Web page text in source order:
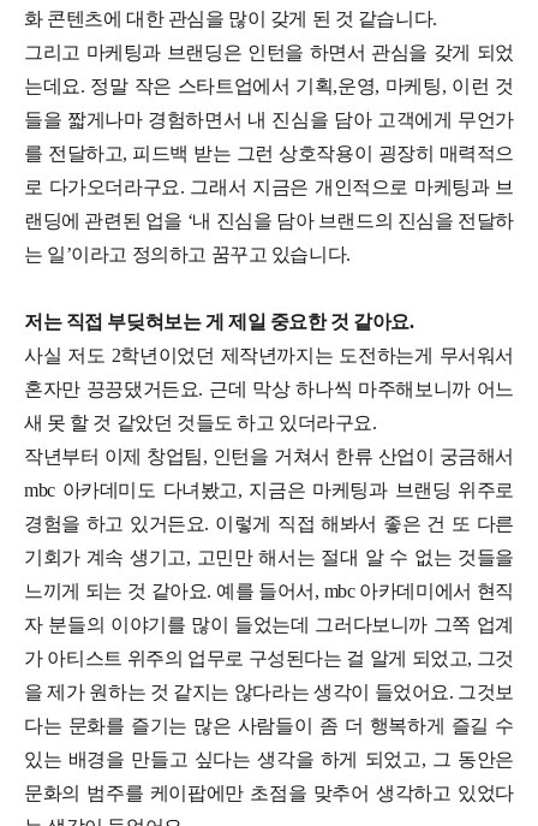
화 콘텐츠에 대한 관심을 많이 갖게 된 것 같습니다.
그리고 마케팅과 브랜딩은 인턴을 하면서 관심을 갖게 되었
는데요. 정말 작은 스타트업에서 기획,운영, 마케팅, 이런 것
들을 짧게나마 경험하면서 내 진심을 담아 고객에게 무언가
를 전달하고, 피드백 받는 그런 상호작용이 굉장히 매력적으
로 다가오더라구요. 그래서 지금은 개인적으로 마케팅과 브
랜딩에 관련된 업을 ‘내 진심을 담아 브랜드의 진심을 전달하
는 일’이라고 정의하고 꿈꾸고 있습니다.
저는 직접 부딪혀보는 게 제일 중요한 것 같아요.
사실 저도 2학년이었던 제작년까지는 도전하는게 무서워서
혼자만 끙끙댔거든요. 근데 막상 하나씩 마주해보니까 어느
새 못 할 것 같았던 것들도 하고 있더라구요.
작년부터 이제 창업팀, 인턴을 거쳐서 한류 산업이 궁금해서
mbc 아카데미도 다녀봤고, 지금은 마케팅과 브랜딩 위주로
경험을 하고 있거든요. 이렇게 직접 해봐서 좋은 건 또 다른
기회가 계속 생기고, 고민만 해서는 절대 알 수 없는 것들을
느끼게 되는 것 같아요. 예를 들어서, mbc 아카데미에서 현직
자 분들의 이야기를 많이 들었는데 그러다보니까 그쪽 업계
가 아티스트 위주의 업무로 구성된다는 걸 알게 되었고, 그것
을 제가 원하는 것 같지는 않다라는 생각이 들었어요. 그것보
다는 문화를 즐기는 많은 사람들이 좀 더 행복하게 즐길 수
있는 배경을 만들고 싶다는 생각을 하게 되었고, 그 동안은
문화의 범주를 케이팝에만 초점을 맞추어 생각하고 있었다